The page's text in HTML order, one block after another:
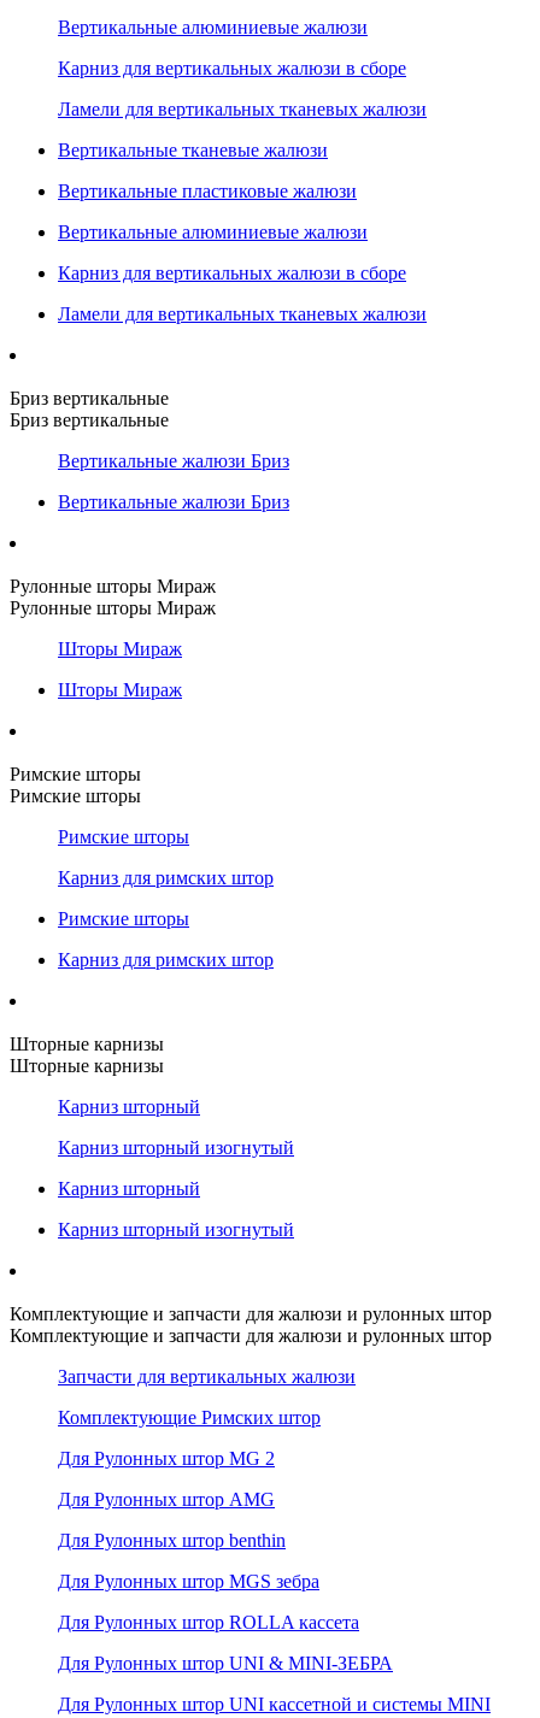
Вертикальные алюминиевые жалюзи
Карниз для вертикальных жалюзи в сборе
Ламели для вертикальных тканевых жалюзи
Вертикальные тканевые жалюзи
Вертикальные пластиковые жалюзи
Вертикальные алюминиевые жалюзи
Карниз для вертикальных жалюзи в сборе
Ламели для вертикальных тканевых жалюзи
Бриз вертикальные
Бриз вертикальные
Вертикальные жалюзи Бриз
Вертикальные жалюзи Бриз
Рулонные шторы Мираж
Рулонные шторы Мираж
Шторы Мираж
Шторы Мираж
Римские шторы
Римские шторы
Римские шторы
Карниз для римских штор
Римские шторы
Карниз для римских штор
Шторные карнизы
Шторные карнизы
Карниз шторный
Карниз шторный изогнутый
Карниз шторный
Карниз шторный изогнутый
Комплектующие и запчасти для жалюзи и рулонных штор
Комплектующие и запчасти для жалюзи и рулонных штор
Запчасти для вертикальных жалюзи
Комплектующие Римских штор
Для Рулонных штор MG 2
Для Рулонных штор AMG
Для Рулонных штор benthin
Для Рулонных штор MGS зебра
Для Рулонных штор ROLLA кассета
Для Рулонных штор UNI & MINI-ЗЕБРА
Для Рулонных штор UNI кассетной и системы MINI